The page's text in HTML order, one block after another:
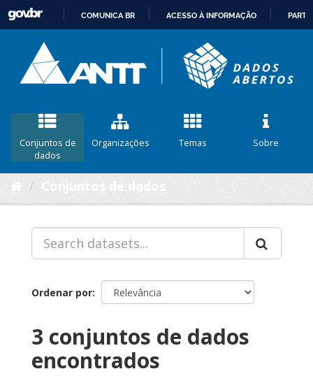
CONTEÚDO
COMUNICA BR ACESSO À INFORMAÇÃO
Conjuntos de
dados
Organizações Temas Sobre
Ordenar por
3 conjuntos de dados
encontrados